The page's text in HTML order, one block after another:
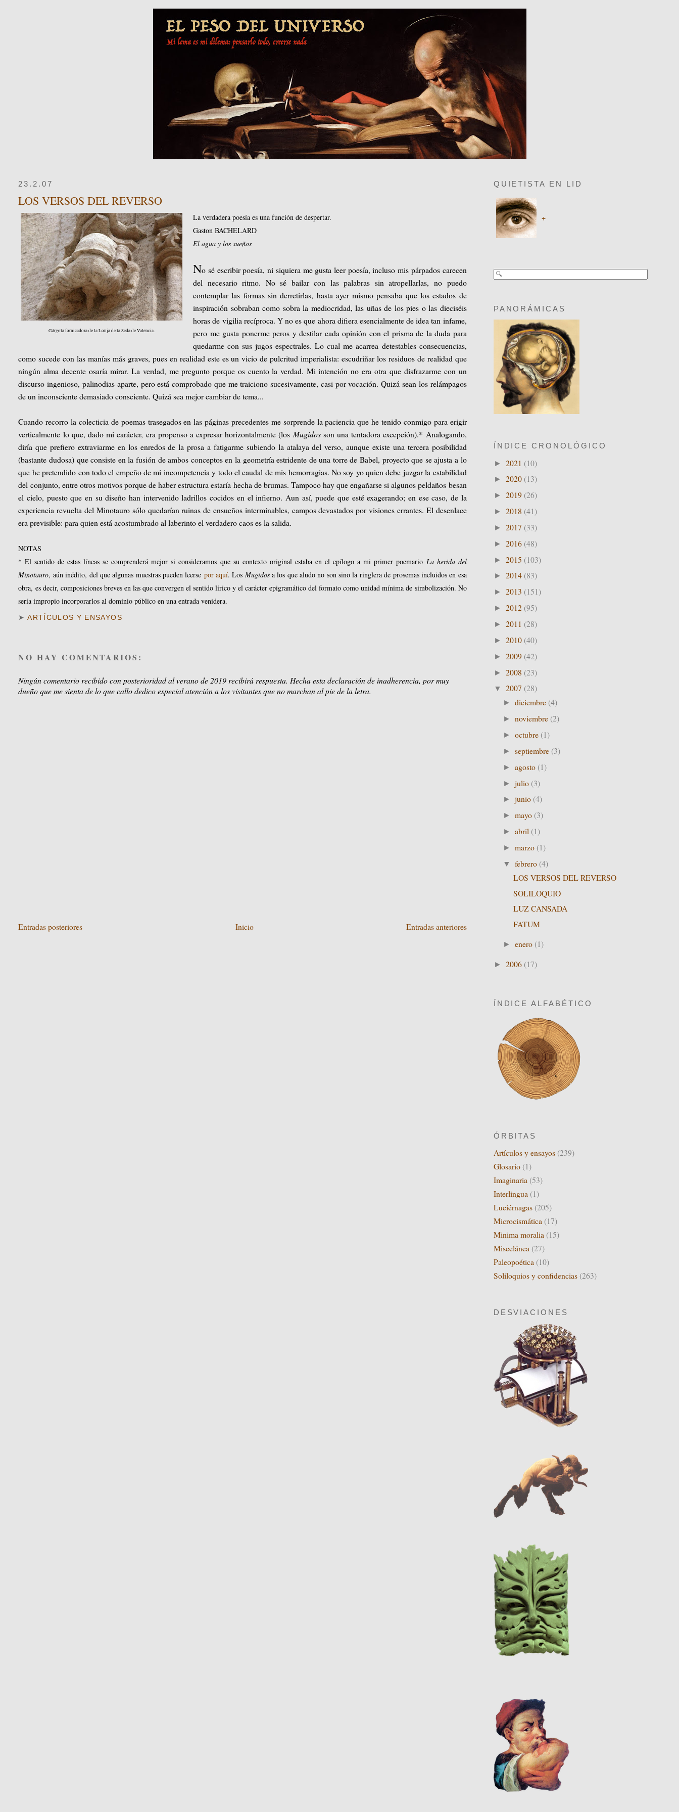
23.2.07
LOS VERSOS DEL REVERSO
Gárgola fornicadora de la Lonja de la Seda de Valencia.
La verdadera poesía es una función de despertar.
Gaston BACHELARD
El agua y los sueños
No sé escribir poesía, ni siquiera me gusta leer poesía, incluso mis párpados carecen
del necesario ritmo. No sé bailar con las palabras sin atropellarlas, no puedo
contemplar las formas sin derretirlas, hasta ayer mismo pensaba que los estados de
inspiración sobraban como sobra la mediocridad, las uñas de los pies o las dieciséis
horas de vigilia recíproca. Y no es que ahora difiera esencialmente de idea tan infame,
pero me gusta ponerme peros y destilar cada opinión con el prisma de la duda para
quedarme con sus jugos espectrales. Lo cual me acarrea detestables consecuencias,
como sucede con las manías más graves, pues en realidad este es un vicio de pulcritud imperialista: escudriñar los residuos de realidad que
ningún alma decente osaría mirar. La verdad, me pregunto porque os cuento la verdad. Mi intención no era otra que disfrazarme con un
discurso ingenioso, palinodias aparte, pero está comprobado que me traiciono sucesivamente, casi por vocación. Quizá sean los relámpagos
de un inconsciente demasiado consciente. Quizá sea mejor cambiar de tema...
Cuando recorro la colecticia de poemas trasegados en las páginas precedentes me sorprende la paciencia que he tenido conmigo para erigir
verticalmente lo que, dado mi carácter, era propenso a expresar horizontalmente (los Mugidosson una tentadora excepción).* Analogando,
diría que prefiero extraviarme en los enredos de la prosa a fatigarme subiendo la atalaya del verso, aunque existe una tercera posibilidad
(bastante dudosa) que consiste en la fusión de ambos conceptos en la geometría estridente de una torre de Babel, proyecto que se ajusta a lo
que he pretendido con todo el empeño de mi incompetencia y todo el caudal de mis hemorragias. No soy yo quien debe juzgar la estabilidad
del conjunto, entre otros motivos porque de haber estructura estaría hecha de brumas. Tampoco hay que engañarse si algunos peldaños besan
el cielo, puesto que en su diseño han intervenido ladrillos cocidos en el infierno. Aun así, puede que esté exagerando; en ese caso, de la
experiencia revuelta del Minotauro sólo quedarían ruinas de ensueños interminables, campos devastados por visiones errantes. El desenlace
era previsible: para quien está acostumbrado al laberinto el verdadero caos es la salida.
NOTAS
* El sentido de estas líneas se comprenderá mejor si consideramos que su contexto original estaba en el epílogo a mi primer poemario La herida del
Minotauro, aún inédito, del que algunas muestras pueden leerse por aquí. Los Mugidosa los que aludo no son sino la ringlera de prosemas incluidos en esa
obra, es decir, composiciones breves en las que convergen el sentido lírico y el carácter epigramático del formato como unidad mínima de simbolización. No
sería impropio incorporarlos al dominio público en una entrada venidera.
➤ARTÍCULOS Y ENSAYOS
NO HAY COMENTARIOS:
Ningún comentario recibido con posterioridad al verano de 2019 recibirá respuesta. Hecha esta declaración de inadherencia, por muy
dueño que me sienta de lo que callo dedico especial atención a los visitantes que no marchan al pie de la letra.
Entradas posteriores Entradas anteriores
Inicio
QUIETISTA EN LID
+
PANORÁMICAS
ÍNDICE CRONOLÓGICO
► 2021 (10)
► 2020 (13)
► 2019 (26)
► 2018 (41)
► 2017 (33)
► 2016 (48)
► 2015 (103)
► 2014 (83)
► 2013 (151)
► 2012 (95)
► 2011 (28)
► 2010 (40)
► 2009 (42)
► 2008 (23)
▼ 2007 (28)
►diciembre (4)
►noviembre (2)
►octubre (1)
►septiembre (3)
►agosto (1)
►julio (3)
►junio (4)
►mayo (3)
►abril (1)
►marzo (1)
▼febrero (4)
LOS VERSOS DEL REVERSO
SOLILOQUIO
LUZ CANSADA
FATUM
►enero (1)
► 2006 (17)
ÍNDICE ALFABÉTICO
ÓRBITAS
Artículos y ensayos (239)
Glosario (1)
Imaginaria (53)
Interlingua (1)
Luciérnagas (205)
Microcismática (17)
Minima moralia (15)
Miscelánea (27)
Paleopoética (10)
Soliloquios y confidencias (263)
DESVIACIONES